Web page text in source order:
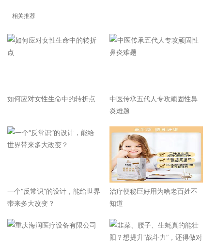
相关推荐
如何应对女性生命中的转折点
中医传承五代人专攻顽固性鼻
炎难题
一个“反常识”的设计，能给世界
带来多大改变？
治疗便秘巨好用为啥老百姓不
知道